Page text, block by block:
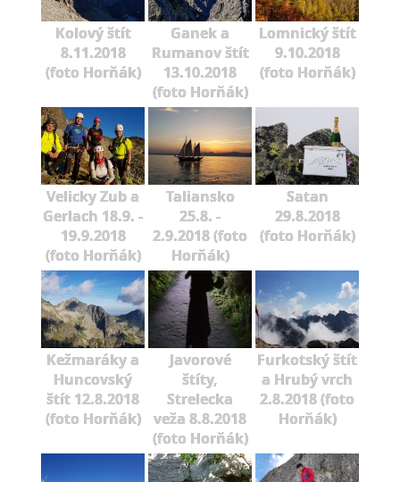
Kolový štít
8.11.2018
(foto Horňák)
Ganek a
Rumanov štít
13.10.2018
(foto Horňák)
Lomnický štít
9.10.2018
(foto Horňák)
Velicky Zub a
Gerlach 18.9. -
19.9.2018
(foto Horňák)
Taliansko
25.8. -
2.9.2018 (foto
Horňák)
Satan
29.8.2018
(foto Horňák)
Kežmaráky a
Huncovský
štít 12.8.2018
(foto Horňák)
Javorové
štíty,
Strelecka
veža 8.8.2018
(foto Horňák)
Furkotský štít
a Hrubý vrch
2.8.2018 (foto
Horňák)